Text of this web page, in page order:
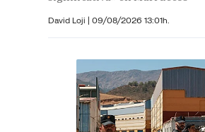
David Loji | 09/08/2026 13:01h.